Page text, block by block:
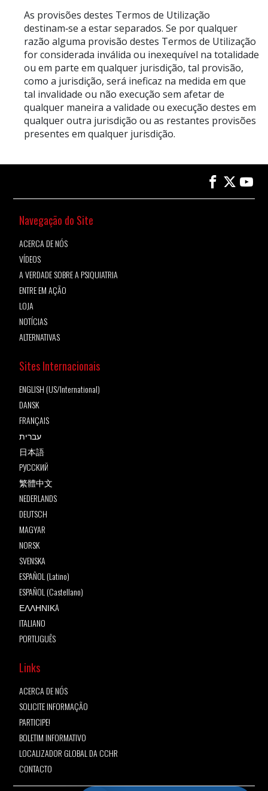
As provisões destes Termos de Utilização
destinam‑se a estar separados. Se por qualquer
razão alguma provisão destes Termos de Utilização
for considerada inválida ou inexequível na totalidade
ou em parte em qualquer jurisdição, tal provisão,
como a jurisdição, será ineficaz na medida em que
tal invalidade ou não execução sem afetar de
qualquer maneira a validade ou execução destes em
qualquer outra jurisdição ou as restantes provisões
presentes em qualquer jurisdição.
Navegação do Site
ACERCA DE NÓS
VÍDEOS
A VERDADE SOBRE A PSIQUIATRIA
ENTRE EM AÇÃO
LOJA
NOTÍCIAS
ALTERNATIVAS
Sites Internacionais
ENGLISH (US/International)
DANSK
FRANÇAIS
עברית
日本語
РУССКИЙ
繁體中文
NEDERLANDS
DEUTSCH
MAGYAR
NORSK
SVENSKA
ESPAÑOL (Latino)
ESPAÑOL (Castellano)
ΕΛΛΗΝΙΚA
ITALIANO
PORTUGUÊS
Links
ACERCA DE NÓS
SOLICITE INFORMAÇÃO
PARTICIPE!
BOLETIM INFORMATIVO
LOCALIZADOR GLOBAL DA CCHR
CONTACTO